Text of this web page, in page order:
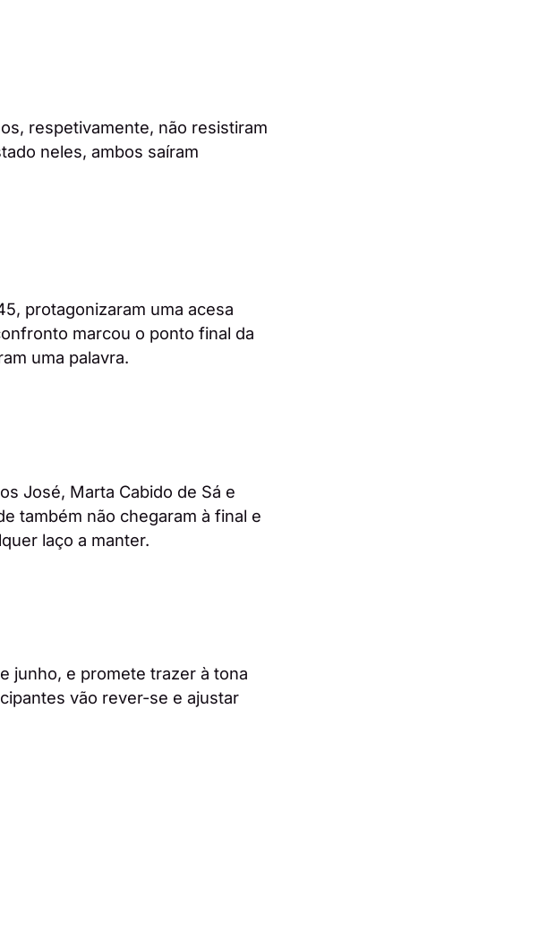
respetivamente, não resistiram
neles, ambos saíram
protagonizaram uma acesa
marcou o ponto final da
uma palavra.
José, Marta Cabido de Sá e
também não chegaram à final e
laço a manter.
junho, e promete trazer à tona
vão rever-se e ajustar